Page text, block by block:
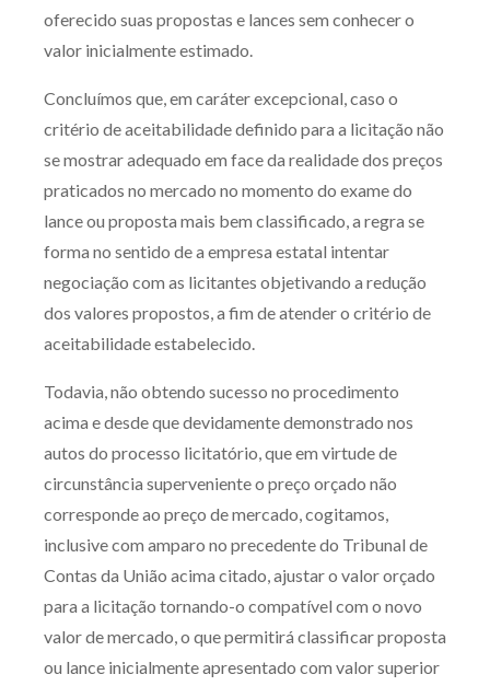
oferecido suas propostas e lances sem conhecer o
valor inicialmente estimado.
Concluímos que, em caráter excepcional, caso o
critério de aceitabilidade definido para a licitação não
se mostrar adequado em face da realidade dos preços
praticados no mercado no momento do exame do
lance ou proposta mais bem classificado, a regra se
forma no sentido de a empresa estatal intentar
negociação com as licitantes objetivando a redução
dos valores propostos, a fim de atender o critério de
aceitabilidade estabelecido.
Todavia, não obtendo sucesso no procedimento
acima e desde que devidamente demonstrado nos
autos do processo licitatório, que em virtude de
circunstância superveniente o preço orçado não
corresponde ao preço de mercado, cogitamos,
inclusive com amparo no precedente do Tribunal de
Contas da União acima citado, ajustar o valor orçado
para a licitação tornando-o compatível com o novo
valor de mercado, o que permitirá classificar proposta
ou lance inicialmente apresentado com valor superior